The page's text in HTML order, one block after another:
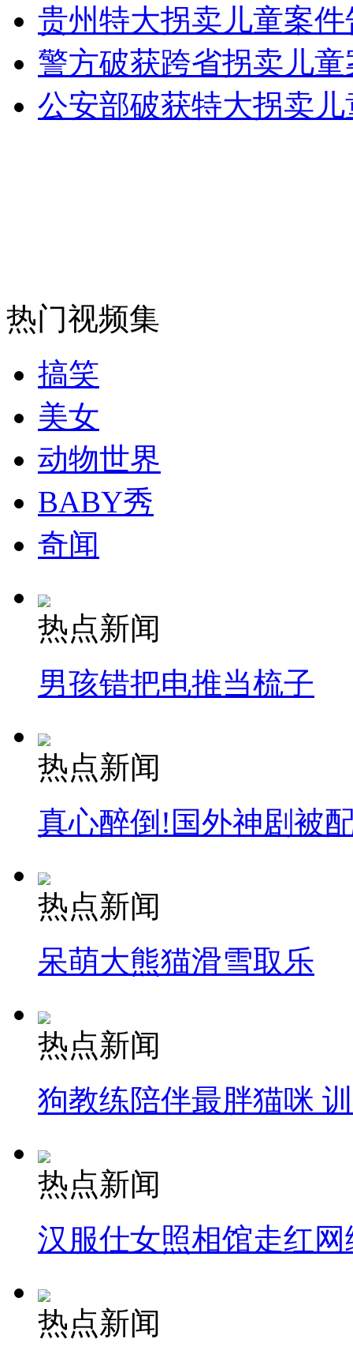
山西运城恶犬咬伤多人 警民合力深夜将其击毙
女孩北京地铁殴打老人 痛下狠手拳打脚踢
安徽一实载49人客车翻车
走！跟着总书记去植树
消防员救轻生者 花炮节热闹非凡
司机酒驾遇交警 急速倒车逃窜
贵州特大拐卖儿童案
警方破获跨省拐卖儿
公安部破获特大拐卖
热门视频集
搞笑
美女
动物世界
BABY秀
奇闻
热点新闻
男孩错把电推当梳子
热点新闻
真心醉倒!国外神剧被
热点新闻
呆萌大熊猫滑雪取乐
热点新闻
狗教练陪伴最胖猫咪
热点新闻
汉服仕女照相馆走红网
热点新闻